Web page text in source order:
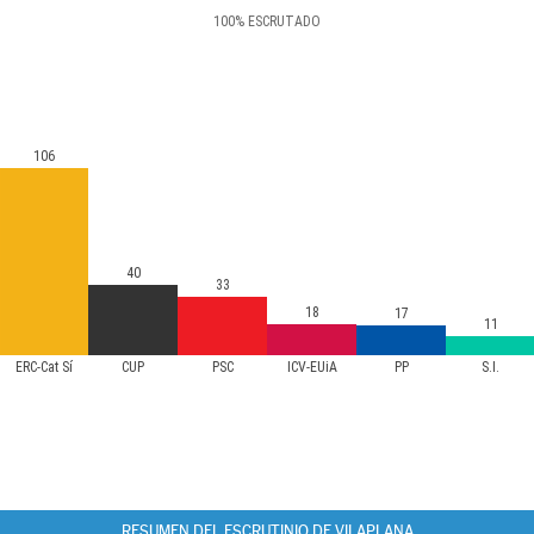
100% ESCRUTADO
ERC-Cat Sí CUP PSC ICV-EUiA PP S.I.
106
40
33
18
17
11